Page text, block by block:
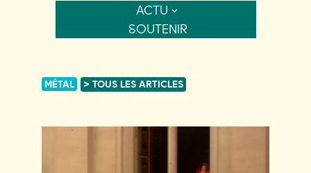
ACTU
SOUTENIR
MÉTAL > TOUS LES ARTICLES